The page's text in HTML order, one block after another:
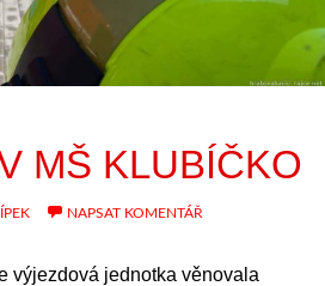
MŠ KLUBÍČKO
NAPSAT KOMENTÁŘ
výjezdová jednotka věnovala